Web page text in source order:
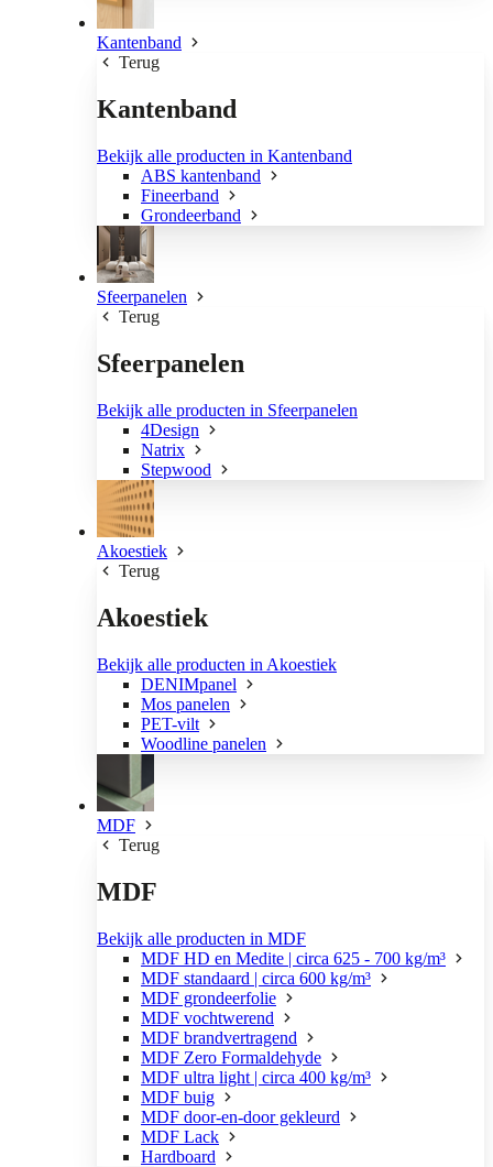
Kantenband
Terug
Kantenband
Bekijk alle producten in Kantenband
ABS kantenband
Fineerband
Grondeerband
Sfeerpanelen
Terug
Sfeerpanelen
Bekijk alle producten in Sfeerpanelen
4Design
Natrix
Stepwood
Akoestiek
Terug
Akoestiek
Bekijk alle producten in Akoestiek
DENIMpanel
Mos panelen
PET-vilt
Woodline panelen
MDF
Terug
MDF
Bekijk alle producten in MDF
MDF HD en Medite | circa 625 - 700 kg/m³
MDF standaard | circa 600 kg/m³
MDF grondeerfolie
MDF vochtwerend
MDF brandvertragend
MDF Zero Formaldehyde
MDF ultra light | circa 400 kg/m³
MDF buig
MDF door-en-door gekleurd
MDF Lack
Hardboard